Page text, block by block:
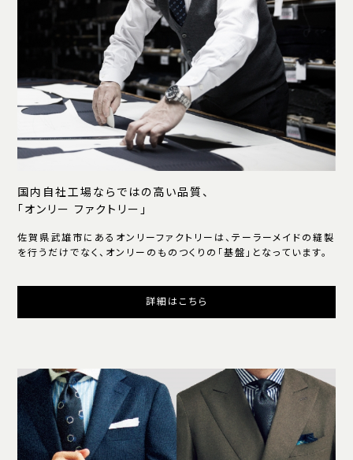
国内自社工場ならではの高い品質、
「オンリー ファクトリー」
佐賀県武雄市にあるオンリーファクトリーは、テーラーメイドの縫製
を行うだけでなく、オンリーのものつくりの「基盤」となっています。
詳細はこちら